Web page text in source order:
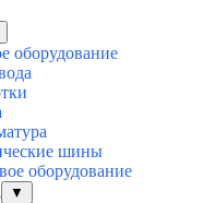
оборудование
шины
оборудование
▼